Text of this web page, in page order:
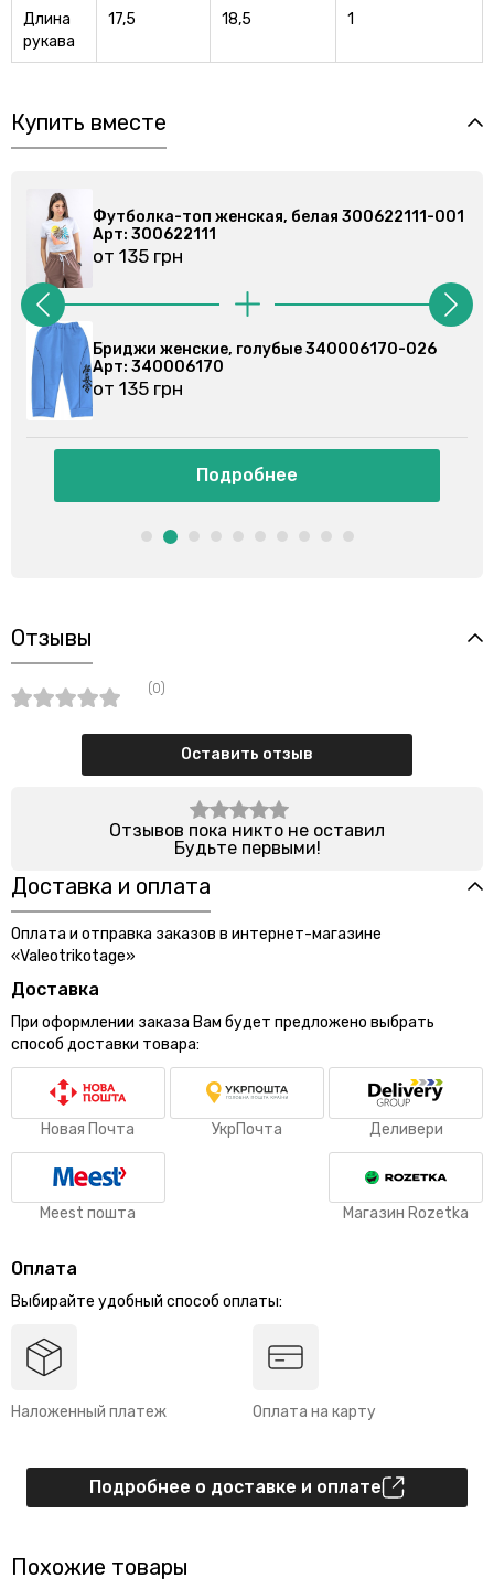
Длина
рукава
17,5 18,5 1
Купить вместе
Футболка-топ женская, белая 300622111-001
Арт: 300622111
от 135 грн
Бриджи женские, черные 340006170-002
Арт: 340006170
от 135 грн
Подробнее
Отзывы
(0)
Оставить отзыв
Отзывов пока никто не оставил
Будьте первыми!
Доставка и оплата
Оплата и отправка заказов в интернет-магазине
«Valeotrikotage»
Доставка
При оформлении заказа Вам будет предложено выбрать
способ доставки товара:
Новая Почта УкрПочта Деливери
Meest пошта Магазин Rozetka
Оплата
Выбирайте удобный способ оплаты:
Наложенный платеж Оплата на карту
Подробнее о доставке и оплате
Похожие товары